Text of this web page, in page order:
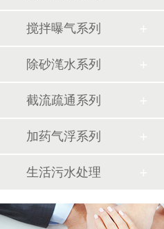
搅拌曝气系列
除砂滗水系列
截流疏通系列
加药气浮系列
生活污水处理